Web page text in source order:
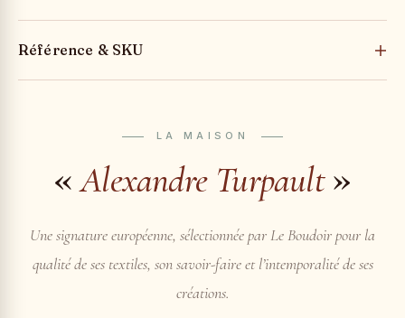
Référence & SKU
LA MAISON
«Alexandre Turpault»
Une signature européenne, sélectionnée par Le Boudoir pour la
qualité de ses textiles, son savoir-faire et l’intemporalité de ses
créations.